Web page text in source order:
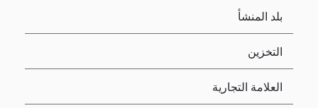
بلد المنشأ
التخزين
العلامة التجارية